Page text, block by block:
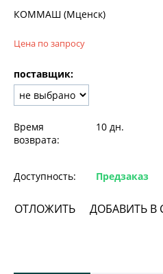
КОММАШ (Мценск)
Цена по запросу
поставщик:
Время
возврата:
10 дн.
Доступность: Предзаказ
ОТЛОЖИТЬ ДОБАВИТЬ В